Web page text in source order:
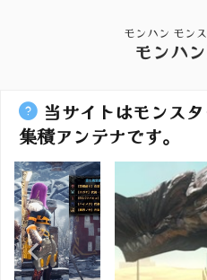
モンハン モン
モンハ
当サイトはモンス
集積アンテナです。